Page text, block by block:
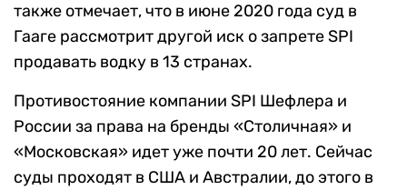
также отмечает, что в июне 2020 года суд в
Гааге рассмотрит другой иск о запрете SPI
продавать водку в 13 странах.
Противостояние компании SPI Шефлера и
России за права на бренды «Столичная» и
«Московская» идет уже почти 20 лет. Сейчас
суды проходят в США и Австралии, до этого в